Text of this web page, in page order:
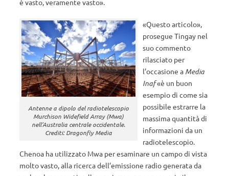
è vasto, veramente vasto».
Antenne a dipolo del radiotelescopio
Murchison Widefield Array (Mwa)
nell’Australia centrale occidentale.
Crediti: Dragonfly Media
«Questo articolo»,
prosegue Tingay nel
suo commento
rilasciato per
l’occasione a Media
Inaf«è un buon
esempio di come sia
possibile estrarre la
massima quantità di
informazioni da un
radiotelescopio.
Chenoa ha utilizzato Mwa per esaminare un campo di vista
molto vasto, alla ricerca dell’emissione radio generata da